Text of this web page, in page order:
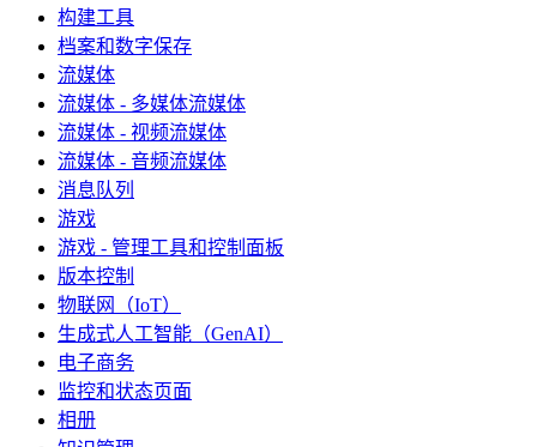
构建工具
档案和数字保存
流媒体
流媒体 - 多媒体流媒体
流媒体 - 视频流媒体
流媒体 - 音频流媒体
消息队列
游戏
游戏 - 管理工具和控制面板
版本控制
物联网（IoT）
生成式人工智能（GenAI）
电子商务
监控和状态页面
相册